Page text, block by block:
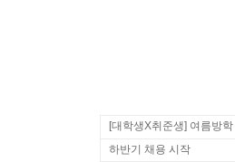
[대학생X취준생] 여름방학
하반기 채용 시작